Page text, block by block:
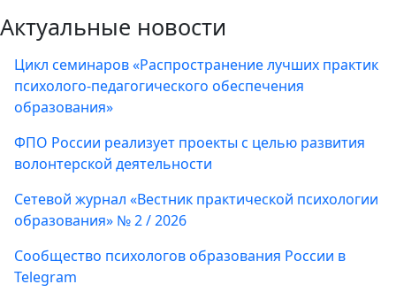
Актуальные новости
Цикл семинаров «Распространение лучших практик
психолого-педагогического обеспечения
образования»
ФПО России реализует проекты с целью развития
волонтерской деятельности
Сетевой журнал «Вестник практической психологии
образования» № 2 / 2026
Сообщество психологов образования России в
Telegram